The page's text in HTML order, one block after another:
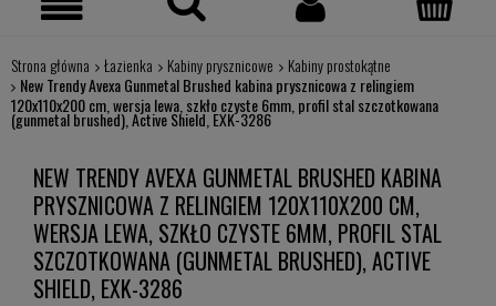
Strona główna Łazienka Kabiny prysznicowe
Kabiny prostokątne
New Trendy Avexa Gunmetal Brushed kabina prysznicowa z relingiem
120x110x200 cm, wersja lewa, szkło czyste 6mm, profil stal szczotkowana
(gunmetal brushed), Active Shield, EXK-3286
NEW TRENDY AVEXA GUNMETAL BRUSHED KABINA
PRYSZNICOWA Z RELINGIEM 120X110X200 CM,
WERSJA LEWA, SZKŁO CZYSTE 6MM, PROFIL STAL
SZCZOTKOWANA (GUNMETAL BRUSHED), ACTIVE
SHIELD, EXK-3286